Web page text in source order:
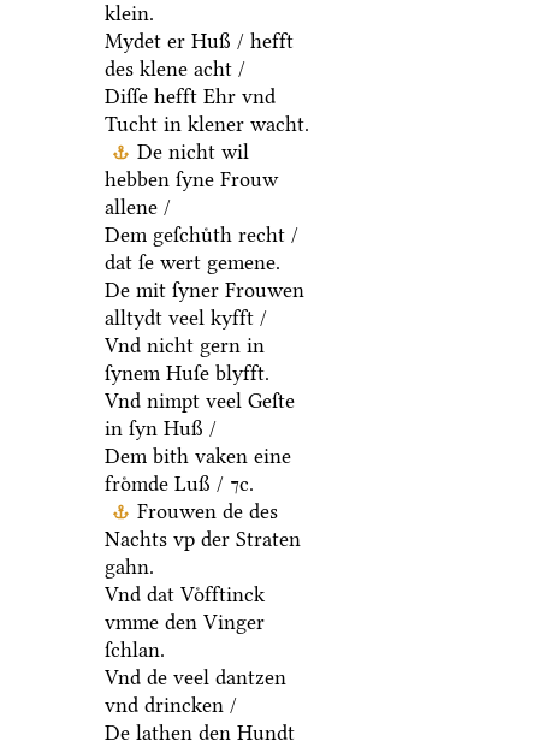
klein.
Mydet er Huß / hefft
des klene acht /
Diſſe hefft Ehr vnd
Tucht in klener wacht.
De nicht wil
hebben ſyne Frouw
allene /
Dem geſchuͤth recht /
dat ſe wert gemene.
De mit ſyner Frouwen
alltydt veel kyfft /
Vnd nicht gern in
ſynem Huſe blyfft.
Vnd nimpt veel Geſte
in ſyn Huß /
Dem bith vaken eine
froͤmde Luß / ⁊c.
Frouwen de des
Nachts vp der Straten
gahn.
Vnd dat Voͤfftinck
vmme den Vinger
ſchlan.
Vnd de veel dantzen
vnd drincken /
De lathen den Hundt